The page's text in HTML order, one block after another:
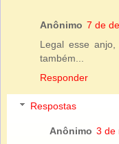
Anônimo 7 de
Legal esse
também...
Responder
Respostas
Anônimo 3 de